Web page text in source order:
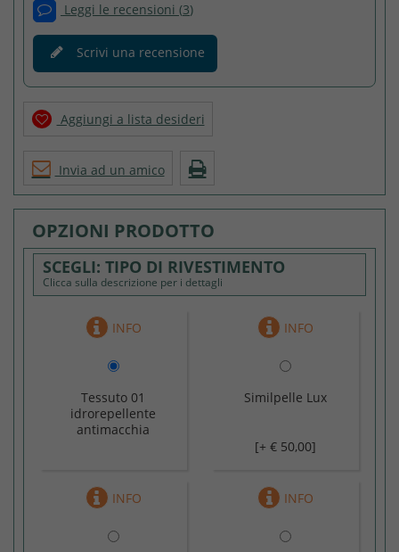
Leggi le recensioni (3)
Scrivi una recensione
Aggiungi a lista desideri
Invia ad un amico
OPZIONI PRODOTTO
TIPO DI RIVESTIMENTO
Clicca sulla descrizione per i dettagli
Tessuto 01
idrorepellente
antimacchia
Similpelle Lux
[+ € 50,00]